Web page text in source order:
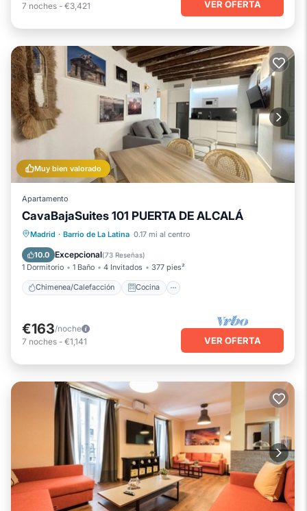
7 noches - €3,421 VER OFERTA
Muy bien valorado
Apartamento
CavaBajaSuites 101 PUERTA DE ALCALÁ
Madrid · Barrio de La Latina 0.17 mi al centro
10.0 Excepcional(73 Reseñas)
1 Dormitorio 1 Baño 4 Invitados 377 pies²
Chimenea/Calefacción Cocina
Chimenea/Calefacción
Cocina
Aire acondicionado
€163/noche
7 noches - €1,141 VER OFERTA